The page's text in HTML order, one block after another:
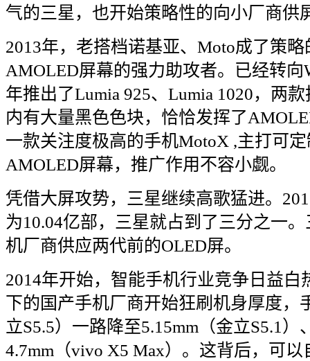
气的三星，也开始策略性的向小厂商供
2013年，老搭档诺基亚、 Moto成了策
AMOLED屏幕的强力助攻者。已经转向
年推出了Lumia 925、 Lumia 1020，两
内有大量黑色色块，恰恰发挥了
一款关注度极高的手机MotoX ,主打可
AMOLED屏幕，推广作用不容小觑。
凭借大屏攻势，三星继续高歌猛进。
为10.04亿部，三星就占到了三分之一
机厂商供应两代前的OLED屏。
2014年开始，智能手机行业竞争日益白
下的国产手机厂商开始狂刷机身厚度，
立S5.5）一路降至5.15mm （金立S5.1 ）
4.7mm （vivo X5 Max）。这背后，可